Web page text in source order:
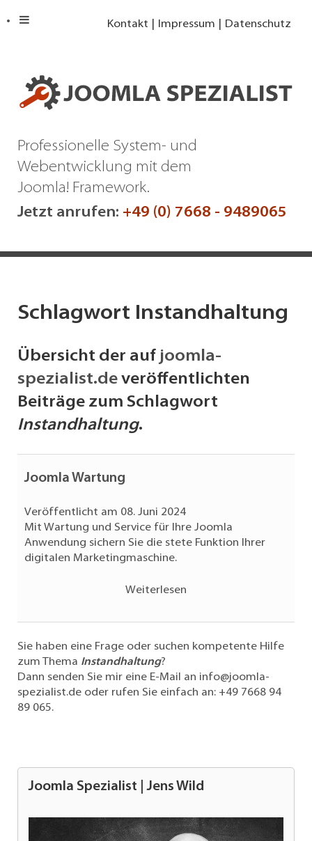
Kontakt Impressum Datenschutz
Professionelle System- und
Webentwicklung mit dem
Joomla! Framework.
Jetzt anrufen: +49 (0) 7668 - 9489065
Schlagwort Instandhaltung
Übersicht der auf joomla-
spezialist.de veröffentlichten
Beiträge zum Schlagwort
Instandhaltung.
Joomla Wartung
Veröffentlicht am 08. Juni 2024
Mit Wartung und Service für Ihre Joomla
Anwendung sichern Sie die stete Funktion Ihrer
digitalen Marketingmaschine.
Weiterlesen
Sie haben eine Frage oder suchen kompetente Hilfe
zum Thema Instandhaltung?
Dann senden Sie mir eine E-Mail an info@joomla-
spezialist.de oder rufen Sie einfach an: +49 7668 94
89 065.
Joomla Spezialist | Jens Wild